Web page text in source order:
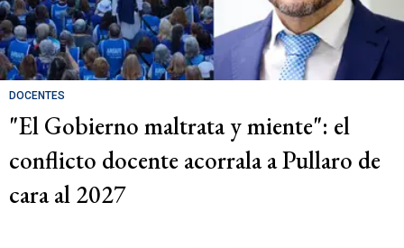
DOCENTES
"El Gobierno maltrata y miente": el
conflicto docente acorrala a Pullaro de
cara al 2027